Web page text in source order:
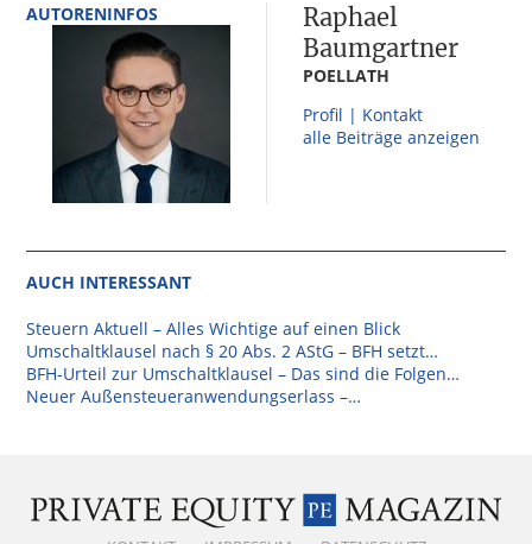
AUTORENINFOS
Raphael
Baumgartner
POELLATH
Profil | Kontakt
alle Beiträge anzeigen
AUCH INTERESSANT
Steuern Aktuell – Alles Wichtige auf einen Blick
Umschaltklausel nach § 20 Abs. 2 AStG – BFH setzt…
BFH-Urteil zur Umschaltklausel – Das sind die Folgen…
Neuer Außensteueranwendungserlass –…